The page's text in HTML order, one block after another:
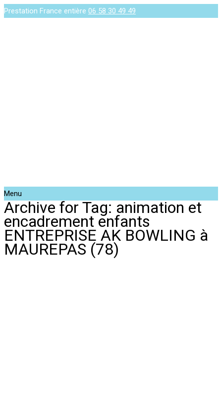
Prestation France entière 06 58 30 49 49
Menu
Archive for Tag: animation et
encadrement enfants
ENTREPRISE AK BOWLING à
MAUREPAS (78)